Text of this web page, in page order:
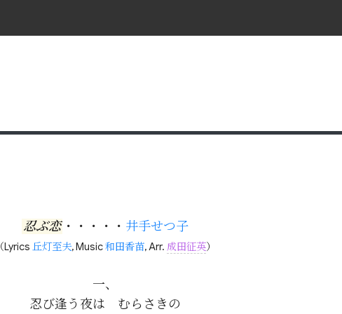
忍ぶ恋・・・・・ 井手せつ子
（Lyrics丘灯至夫, Music和田香苗, Arr. 成田征英）
一、
忍び逢う夜は　むらさきの